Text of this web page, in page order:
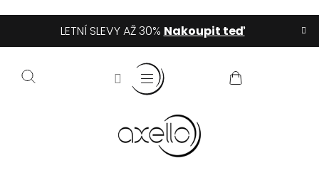
obsah
LETNÍ SLEVY AŽ 30% Nakoupit teď